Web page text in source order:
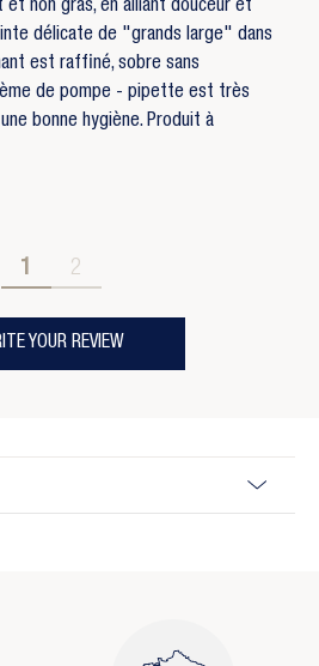
non gras, en alliant douceur et
délicate de "grands large" dans
est raffiné, sobre sans
de pompe - pipette est très
bonne hygiène. Produit à
1 2
YOUR REVIEW